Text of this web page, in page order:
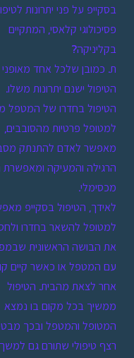
בסקייפ על פני יתרונות
פסיכולוגי קלאסי, המתקיים
בקליניקה?
ת. כמובן שלכל אחד מאופני
הטיפול ישנם יתרונות משלו.
הטיפול בחדרו של המטפל
למטופל פרטיות מהסובבים,
מאפשר לאדם להתנתק
הרגילה והמעיקה ומאפשרת
מכסימלי.
לאידך, הטיפול בסקייפ
למטופל להשאר בחדרו
את הבושה הראשונית
עם המטפל או כאשר קיים
אחר לצאת מהבית. הטיפול
ממשיך בכל מקום בו נמצא
המטופל והמטפל ובכך
רצף טיפולי שתורם גם